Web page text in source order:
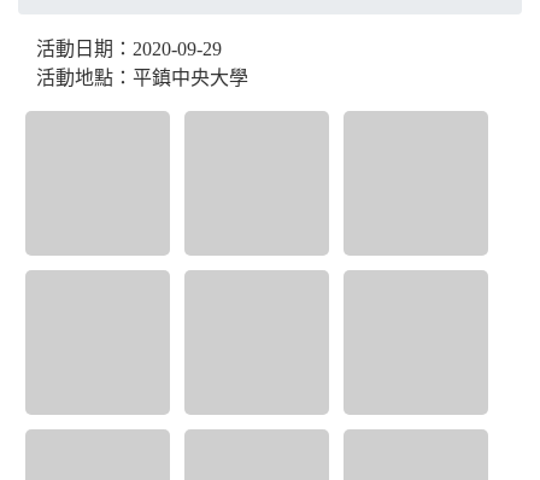
活動日期：2020-09-29
活動地點：平鎮中央大學